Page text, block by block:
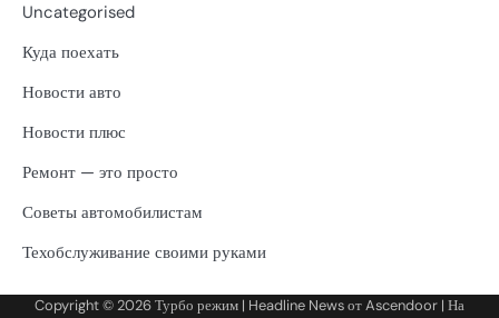
Uncategorised
Куда поехать
Новости авто
Новости плюс
Ремонт — это просто
Советы автомобилистам
Техобслуживание своими руками
Copyright © 2026Турбо режим | Headline News отAscendoor | На